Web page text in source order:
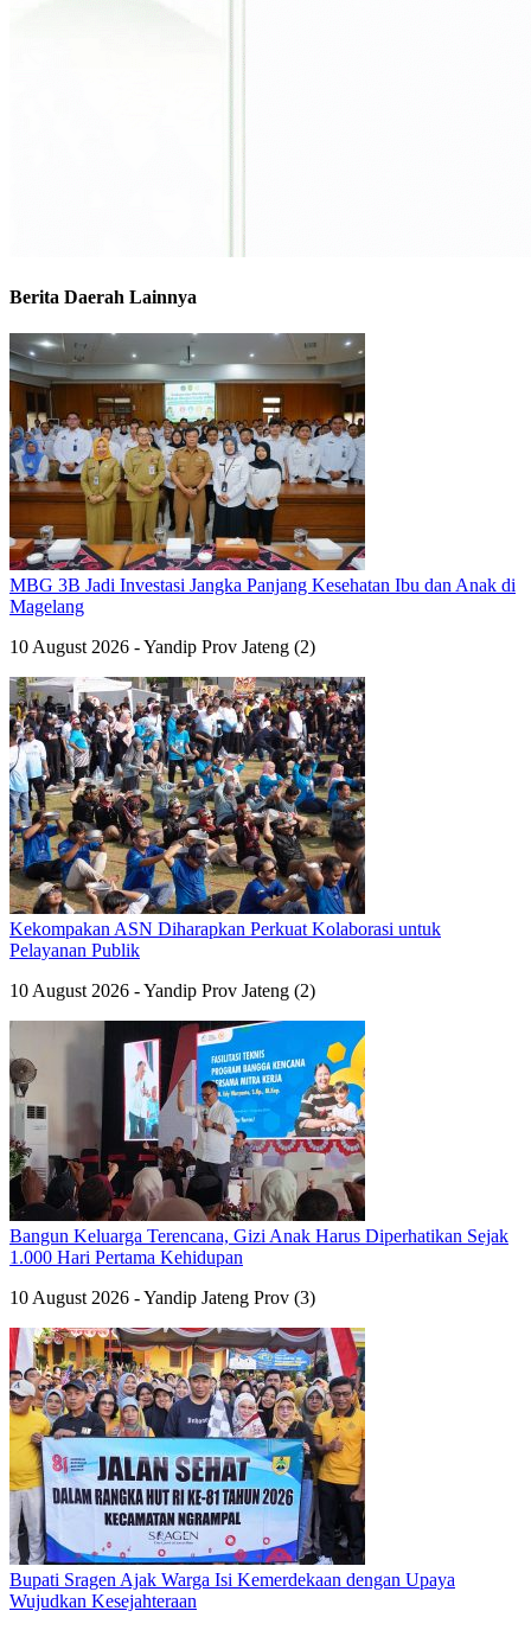
Berita Daerah Lainnya
MBG 3B Jadi Investasi Jangka Panjang Kesehatan Ibu dan Anak di
Magelang
10 August 2026 - Yandip Prov Jateng (2)
Kekompakan ASN Diharapkan Perkuat Kolaborasi untuk
Pelayanan Publik
10 August 2026 - Yandip Prov Jateng (2)
Bangun Keluarga Terencana, Gizi Anak Harus Diperhatikan Sejak
1.000 Hari Pertama Kehidupan
10 August 2026 - Yandip Jateng Prov (3)
Bupati Sragen Ajak Warga Isi Kemerdekaan dengan Upaya
Wujudkan Kesejahteraan